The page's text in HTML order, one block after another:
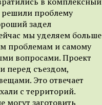
проблему
задел
мы уделяем больше
проблемам и самому
вопросами. Проект
перед съездом,
Это отвечает
с территорий.
могут заготовить